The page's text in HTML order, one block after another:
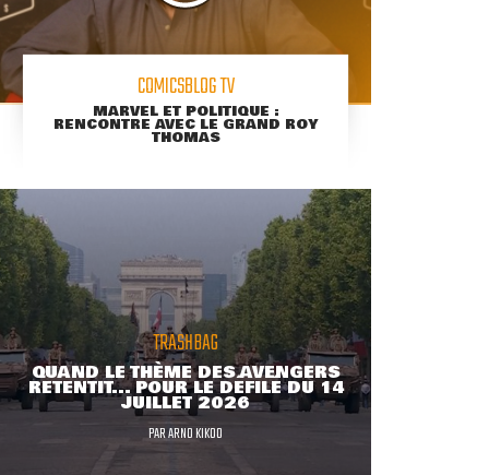
COMICSBLOG TV
MARVEL ET POLITIQUE :
RENCONTRE AVEC LE GRAND ROY
THOMAS
TRASHBAG
QUAND LE THÈME DES AVENGERS
RETENTIT... POUR LE DÉFILÉ DU 14
JUILLET 2026
PARARNO KIKOO